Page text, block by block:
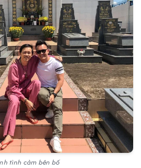
tình cảm bên bố